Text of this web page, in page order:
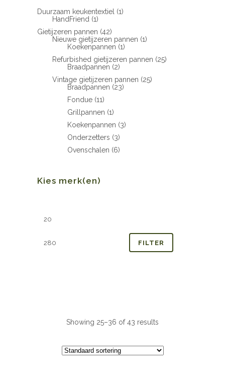
Duurzaam keukentextiel (1)
HandFriend (1)
Gietijzeren pannen (42)
Nieuwe gietijzeren pannen (1)
Koekenpannen (1)
Refurbished gietijzeren pannen (25)
Braadpannen (2)
Vintage gietijzeren pannen (25)
Braadpannen (23)
Fondue (11)
Grillpannen (1)
Koekenpannen (3)
Onderzetters (3)
Ovenschalen (6)
Kies merk(en)
FILTER
Showing 25–36 of 43 results